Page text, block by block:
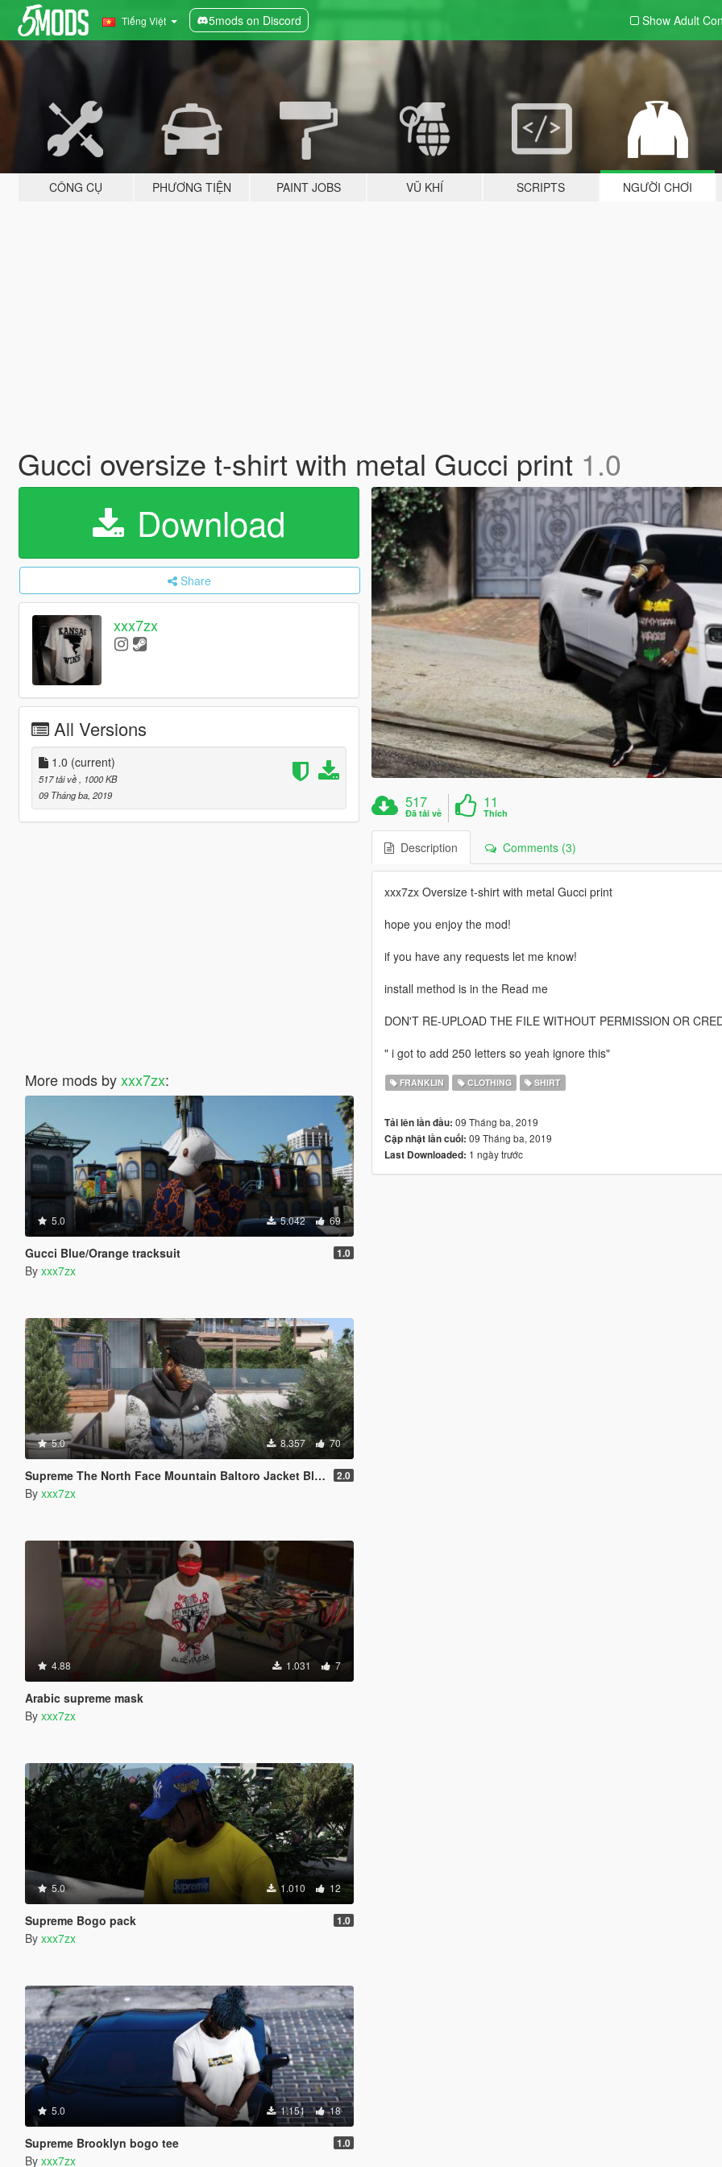
Tiếng Việt 5mods on Discord Show Adult
CÔNG CỤ PHƯƠNG TIỆN PAINT JOBS VŨ KHÍ SCRIPTS NGƯỜI CHƠI
Gucci oversize t-shirt with metal Gucci print 1.0
Download
Share
xxx7zx
All Versions
1.0 (current)
517 tải về
, 1000 KB
09 Tháng ba, 2019
More mods byxxx7zx:
5.0 5.042 69
Gucci Blue/Orange tracksuit 1.0
By xxx7zx
5.0 8.357 70
Supreme The North Face Mountain Baltoro Jacket Blue/White 2.0
By xxx7zx
4.88 1.031 7
Arabic supreme mask
By xxx7zx
5.0 1.010 12
Supreme Bogo pack 1.0
By xxx7zx
5.0 1.151 18
Supreme Brooklyn bogo tee 1.0
By xxx7zx
517
Đã tải về
11
Thích
Description Comments (3)
xxx7zx Oversize t-shirt with metal Gucci print
hope you enjoy the mod!
if you have any requests let me know!
install method is in the Read me
DON'T RE-UPLOAD THE FILE WITHOUT PERMISSION OR
" i got to add 250 letters so yeah ignore this"
FRANKLIN CLOTHING SHIRT
Tải lên lần đầu: 09 Tháng ba, 2019
Cập nhật lần cuối: 09 Tháng ba, 2019
Last Downloaded: 1 ngày trước